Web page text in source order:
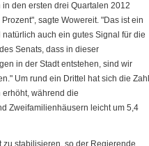
den ersten drei Quartalen 2012
sagte Wowereit. "Das ist ein
auch ein gutes Signal für die
Senats, dass in dieser
in der Stadt entstehen, sind wir
Um rund ein Drittel hat sich die Zahl
während die
Zweifamilienhäusern leicht um 5,4
stabilisieren, so der Regierende